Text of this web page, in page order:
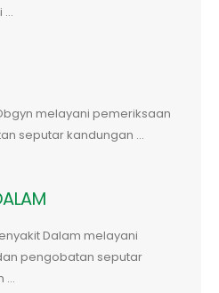
melayani pemeriksaan
seputar kandungan ...
Dalam melayani
pengobatan seputar
...